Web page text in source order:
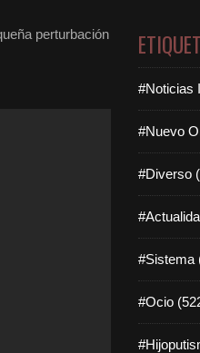
perturbación
#Noticias
#Nuevo
#Diverso
#Sistema
#Ocio